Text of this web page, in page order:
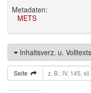
Metadaten:
METS
Inhaltsverz. u.
Seite